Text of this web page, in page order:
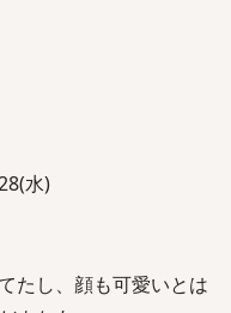
水)
たし、顔も可愛いとは